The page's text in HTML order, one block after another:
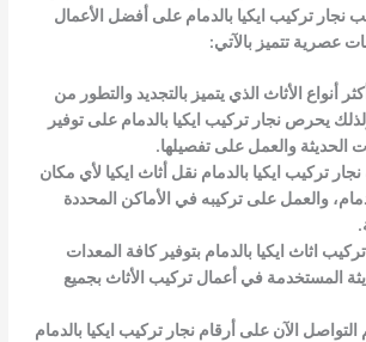
نجار تركيب ايكيا بالدمام على أفضل الأعمال
عصرية تتميز بالآتي:
أنواع الأثاث الذي يتميز بالتجديد والتطور من
يحرصنجار تركيب ايكيا بالدمام على توفير
الحديثة والعمل على تفصيلها.
نجار تركيب ايكيا بالدمام نقل أثاث ايكيا لأي مكان
والعمل على تركيبه في الأماكن المحددة
اثاث ايكيا بالدمام بتوفير كافة المعدات
المستخدمة في أعمال تركيب الأثاث بجميع
التواصل الآن على أرقامنجار تركيب ايكيا بالدمام